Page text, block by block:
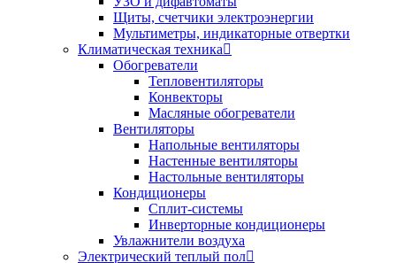
Щиты, счетчики электроэнергии
Мультиметры, индикаторные отвертки
Климатическая техника
Обогреватели
Тепловентиляторы
Конвекторы
Масляные обогреватели
Вентиляторы
Напольные вентиляторы
Настенные вентиляторы
Настольные вентиляторы
Кондиционеры
Сплит-системы
Инверторные кондиционеры
Увлажнители воздуха
Электрический теплый пол